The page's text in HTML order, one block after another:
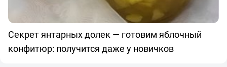
Секрет янтарных долек — готовим яблочный
конфитюр: получится даже у новичков